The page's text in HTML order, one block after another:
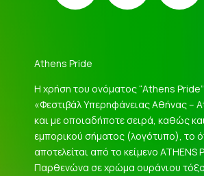
Athens Pride
Η χρήση του ονόματος “Athens Pride”
«Φεστιβάλ Υπερηφάνειας Αθήνας –
και με οποιαδήποτε σειρά, καθώς
εμπορικού σήματος (λογότυπο), το
αποτελείται από το κείμενο ATHENS
Παρθενώνα σε χρώμα ουράνιου